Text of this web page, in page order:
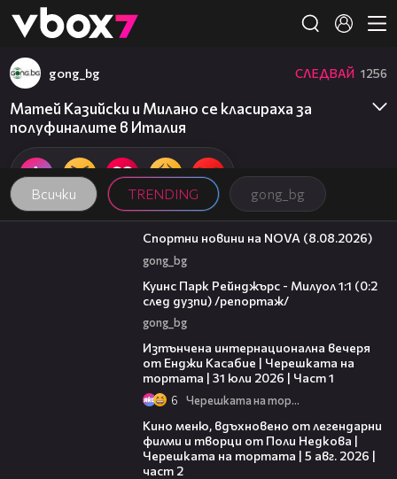
👾
Всички TRENDING gong_bg
gong_bg СЛЕДВАЙ 1256
Матей Казийски и Милано се класираха за
полуфиналите в Италия
04:09
Спортни новини на NOVA (8.08.2026)
gong_bg
Куинс Парк Рейнджърс - Милуол 1:1 (0:2
след дузпи) /репортаж/
gong_bg
Изтънчена интернационална вечеря
от Енджи Касабие | Черешката на
тортата | 31 юли 2026 | Част 1
6 Черешката на тортата
Кино меню, вдъхновено от легендарни
филми и творци от Поли Недкова |
Черешката на тортата | 5 авг. 2026 |
част 2